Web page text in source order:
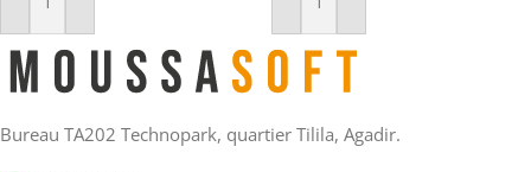
Ajouter Au Panier Ajouter Au Panier
Bureau TA202 Technopark, quartier Tilila, Agadir.